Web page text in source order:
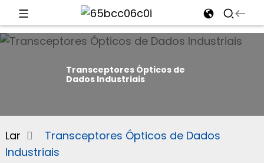
Transceptores Ópticos de
Dados Industriais
Lar
Transceptores Ópticos de Dados
Industriais